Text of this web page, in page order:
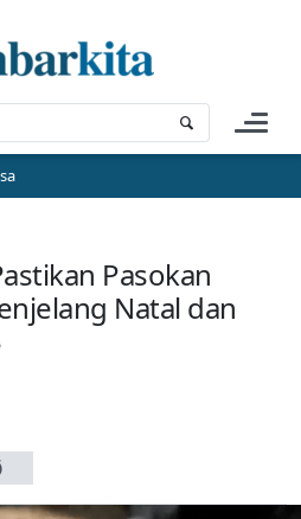
Pasokan
Natal dan